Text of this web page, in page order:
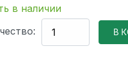
в наличии